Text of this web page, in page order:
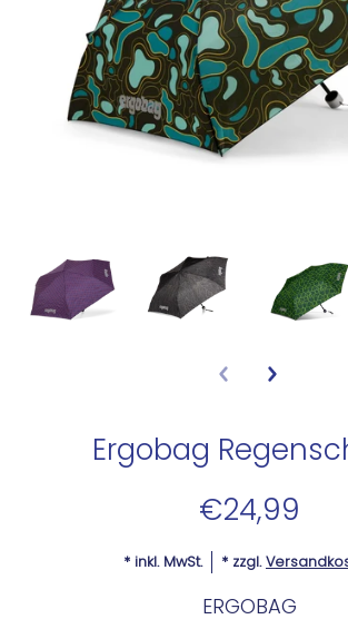
Ergobag
€24,99
* inkl. MwSt. * zzgl.
ERGOBAG